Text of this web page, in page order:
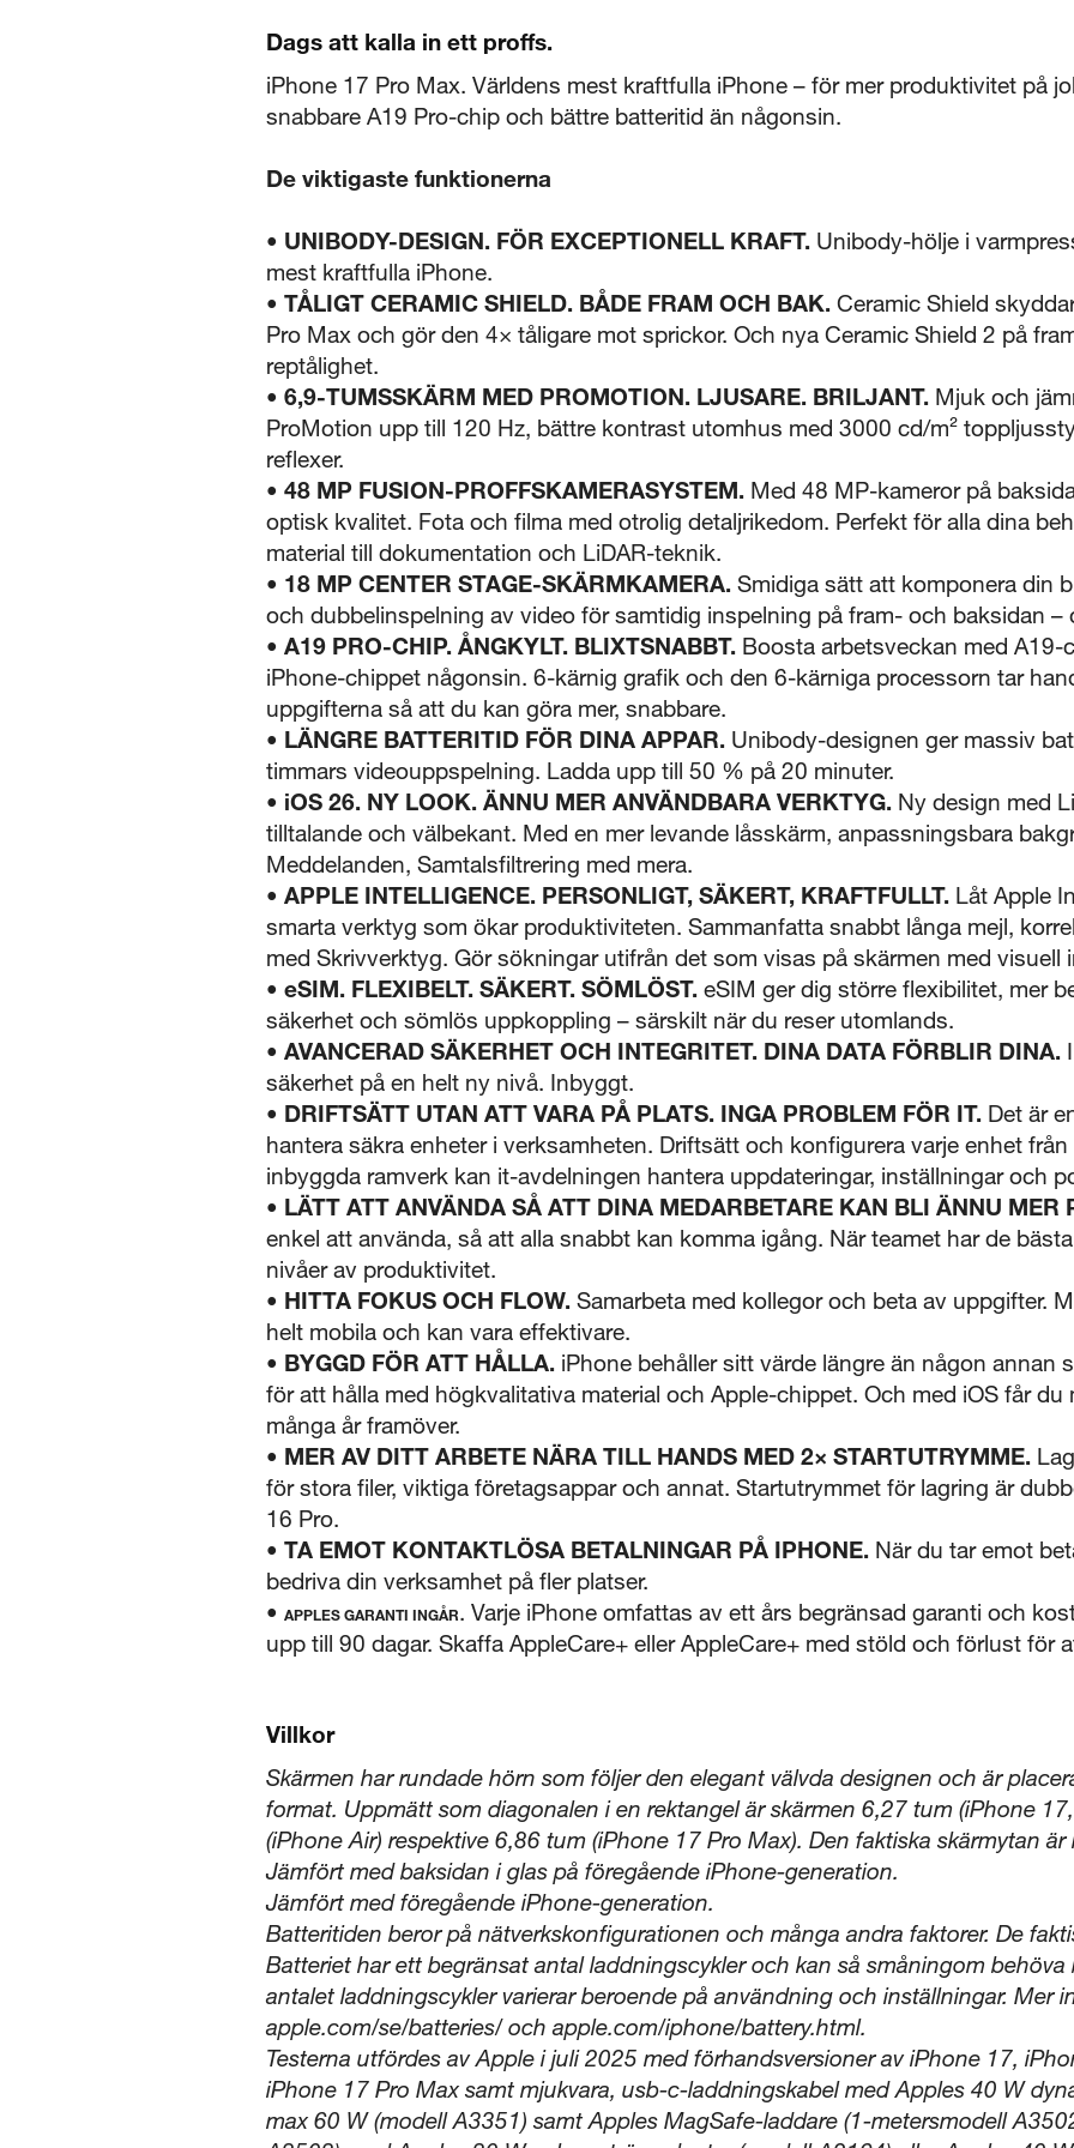
Dags att kalla in ett proffs.
iPhone 17 Pro Max. Världens mest kraftfulla iPhone – för mer produktivitet på
snabbare A19 Pro-chip och bättre batteritid än någonsin.
De viktigaste funktionerna
• UNIBODY-DESIGN. FÖR EXCEPTIONELL KRAFT. Unibody-hölje i
mest kraftfulla iPhone.
• TÅLIGT CERAMIC SHIELD. BÅDE FRAM OCH BAK. Ceramic Shield
Pro Max och gör den 4× tåligare mot sprickor. Och nya Ceramic Shield 2 på
reptålighet.
• 6,9-TUMSSKÄRM MED PROMOTION. LJUSARE. BRILJANT. Mjuk och
ProMotion upp till 120 Hz, bättre kontrast utomhus med 3000 cd/m²
reflexer.
• 48 MP FUSION-PROFFSKAMERASYSTEM. Med 48 MP-kameror på
optisk kvalitet. Fota och filma med otrolig detaljrikedom. Perfekt för alla dina
material till dokumentation och LiDAR-teknik.
• 18 MP CENTER STAGE-SKÄRMKAMERA. Smidiga sätt att komponera din
och dubbelinspelning av video för samtidig inspelning på fram- och baksidan –
• A19 PRO-CHIP. ÅNGKYLT. BLIXTSNABBT. Boosta arbetsveckan med
iPhone-chippet någonsin. 6-kärnig grafik och den 6-kärniga processorn tar
uppgifterna så att du kan göra mer, snabbare.
• LÄNGRE BATTERITID FÖR DINA APPAR. Unibody-designen ger massiv
timmars videouppspelning. Ladda upp till 50 % på 20 minuter.
• iOS 26. NY LOOK. ÄNNU MER ANVÄNDBARA VERKTYG. Ny design med
tilltalande och välbekant. Med en mer levande låsskärm, anpassningsbara
Meddelanden, Samtalsfiltrering med mera.
• APPLE INTELLIGENCE. PERSONLIGT, SÄKERT, KRAFTFULLT. Låt Apple
smarta verktyg som ökar produktiviteten. Sammanfatta snabbt långa mejl,
med Skrivverktyg. Gör sökningar utifrån det som visas på skärmen med visuell
• eSIM. FLEXIBELT. SÄKERT. SÖMLÖST. eSIM ger dig större flexibilitet, mer
säkerhet och sömlös uppkoppling – särskilt när du reser utomlands.
• AVANCERAD SÄKERHET OCH INTEGRITET. DINA DATA FÖRBLIR DINA.
säkerhet på en helt ny nivå. Inbyggt.
• DRIFTSÄTT UTAN ATT VARA PÅ PLATS. INGA PROBLEM FÖR IT. Det är
hantera säkra enheter i verksamheten. Driftsätt och konfigurera varje enhet
inbyggda ramverk kan it-avdelningen hantera uppdateringar, inställningar och
• LÄTT ATT ANVÄNDA SÅ ATT DINA MEDARBETARE KAN BLI ÄNNU
enkel att använda, så att alla snabbt kan komma igång. När teamet har de
nivåer av produktivitet.
• HITTA FOKUS OCH FLOW. Samarbeta med kollegor och beta av uppgifter.
helt mobila och kan vara effektivare.
• BYGGD FÖR ATT HÅLLA. iPhone behåller sitt värde längre än någon annan
för att hålla med högkvalitativa material och Apple-chippet. Och med iOS får
många år framöver.
• MER AV DITT ARBETE NÄRA TILL HANDS MED 2× STARTUTRYMME.
för stora filer, viktiga företagsappar och annat. Startutrymmet för lagring är
16 Pro.
• TA EMOT KONTAKTLÖSA BETALNINGAR PÅ IPHONE. När du tar emot
bedriva din verksamhet på fler platser.
• APPLES GARANTI INGÅR. Varje iPhone omfattas av ett års begränsad garanti och
upp till 90 dagar. Skaffa AppleCare+ eller AppleCare+ med stöld och förlust för
Villkor
Skärmen har rundade hörn som följer den elegant välvda designen och är
format. Uppmätt som diagonalen i en rektangel är skärmen 6,27 tum (iPhone
(iPhone Air) respektive 6,86 tum (iPhone 17 Pro Max). Den faktiska skärmytan
Jämfört med baksidan i glas på föregående iPhone-generation.
Jämfört med föregående iPhone-generation.
Batteritiden beror på nätverkskonfigurationen och många andra faktorer. De
Batteriet har ett begränsat antal laddningscykler och kan så småningom
antalet laddningscykler varierar beroende på användning och inställningar. Mer
apple.com/se/batteries/ och apple.com/iphone/battery.html.
Testerna utfördes av Apple i juli 2025 med förhandsversioner av iPhone 17,
iPhone 17 Pro Max samt mjukvara, usb-c-laddningskabel med Apples 40 W
max 60 W (modell A3351) samt Apples MagSafe-laddare (1-metersmodell
Visa produktinformationsblad
Stäng
Stäng